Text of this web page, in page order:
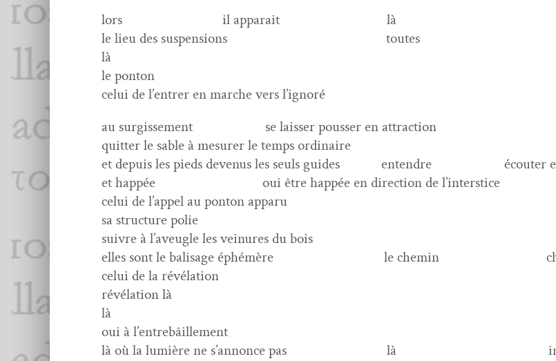
lors il appa­rait
là
le lieu des sus­pen­sions
toutes
là
le pon­ton
celui de l’entrer en marche vers l’ignoré
au sur­gisse­ment
se laiss­er pouss­er en attraction
quit­ter le sable à mesur­er le temps ordinaire
et depuis les pieds devenus les seuls guides
enten­dre
écouter
et hap­pée
oui être hap­pée en direc­tion de l’interstice
celui de l’appel au pon­ton apparu
sa struc­ture polie
suiv­re à l’aveugle les vein­ures du bois
elles sont le bal­is­age éphémère
le chemin
celui de la révélation
révéla­tion là
là
oui à l’entrebâillement
là où la lumière ne s’annonce pas
là